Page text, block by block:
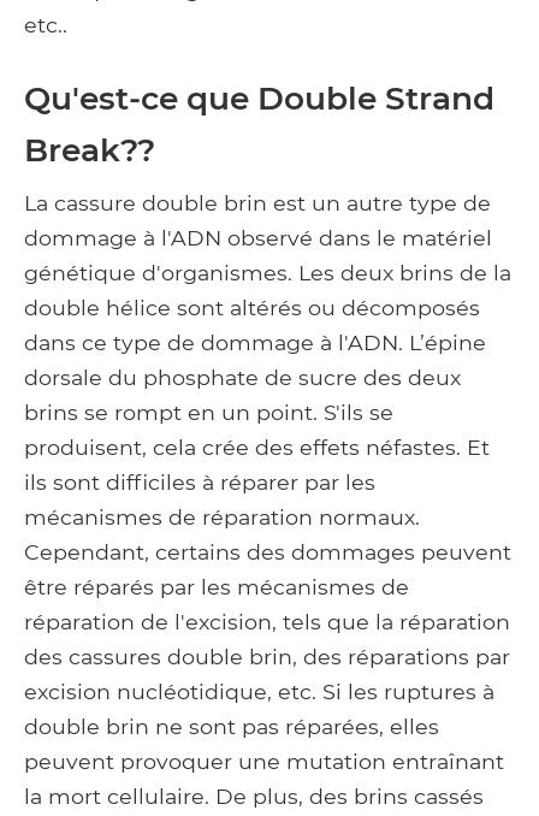
etc..
Qu'est-ce que Double Strand
Break??
La cassure double brin est un autre type de
dommage à l'ADN observé dans le matériel
génétique d'organismes. Les deux brins de la
double hélice sont altérés ou décomposés
dans ce type de dommage à l'ADN. L’épine
dorsale du phosphate de sucre des deux
brins se rompt en un point. S'ils se
produisent, cela crée des effets néfastes. Et
ils sont difficiles à réparer par les
mécanismes de réparation normaux.
Cependant, certains des dommages peuvent
être réparés par les mécanismes de
réparation de l'excision, tels que la réparation
des cassures double brin, des réparations par
excision nucléotidique, etc. Si les ruptures à
double brin ne sont pas réparées, elles
peuvent provoquer une mutation entraînant
la mort cellulaire. De plus, des brins cassés